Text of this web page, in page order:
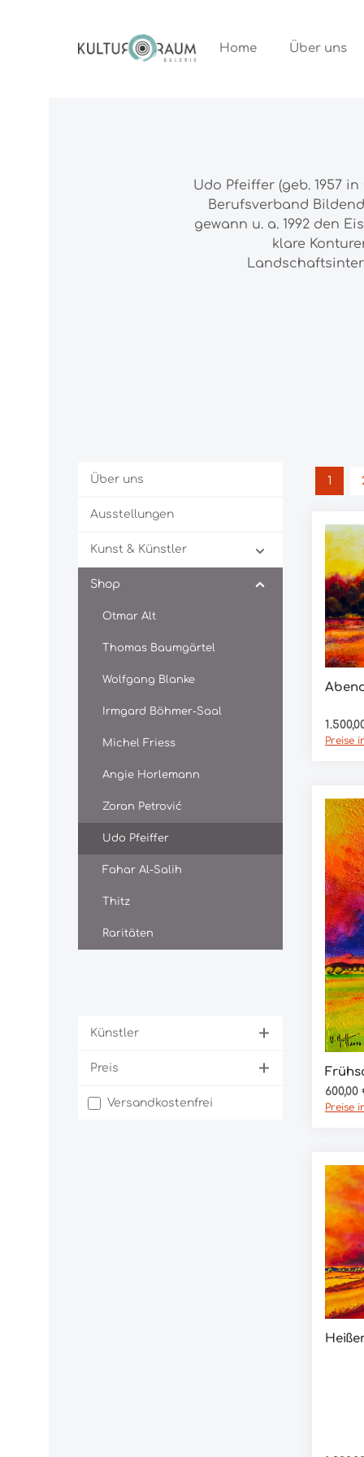
Home Über uns
Udo Pfeiffer (geb. 1957
Berufsverband
gewann u. a. 1992 den
klare
Über uns
Ausstellungen
Kunst & Künstler
Shop
Otmar Alt
Thomas Baumgärtel
Wolfgang Blanke
Irmgard Böhmer-Saal
Michel Friess
Angie Horlemann
Zoran Petrović
Udo Pfeiffer
Fahar Al-Salih
Thitz
Raritäten
Künstler
Preis
Filter hinzufügen: Versandkostenfrei
Versandkostenfrei
Seite
1
Preise
600,00
Preise